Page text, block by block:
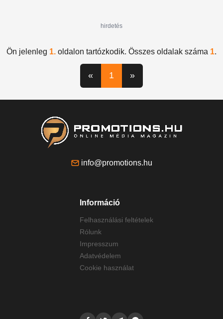
hirdetés
Ön jelenleg 1. oldalon tartózkodik. Összes oldalak száma 1.
« 1 »
info@promotions.hu
Információ
Felhasználási feltételek
Rólunk
Impresszum
Adatvédelem
Cookie használat